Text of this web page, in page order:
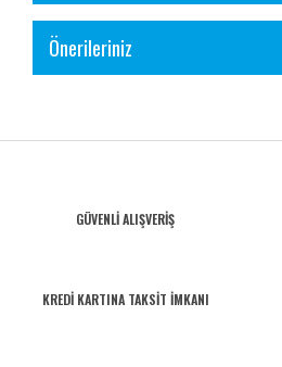
Önerileriniz
GÜVENLİ ALIŞVERİŞ
KREDİ KARTINA TAKSİT İMKANI